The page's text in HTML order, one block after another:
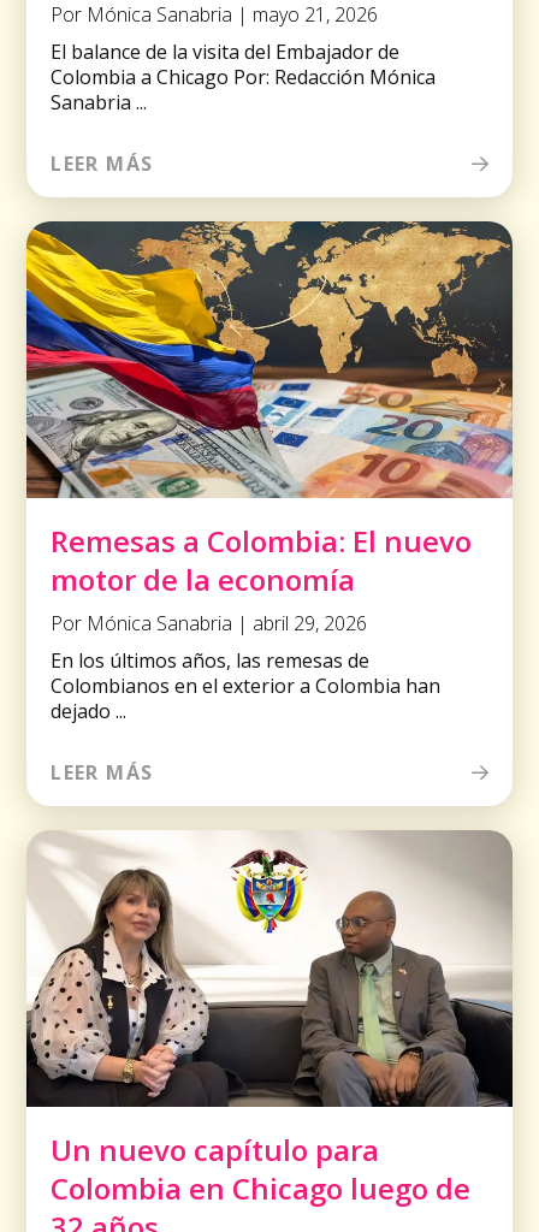
Por Mónica Sanabria | mayo 21, 2026
El balance de la visita del Embajador de
Colombia a Chicago Por: Redacción Mónica
Sanabria ...
LEER MÁS
Remesas a Colombia: El nuevo
motor de la economía
Por Mónica Sanabria | abril 29, 2026
En los últimos años, las remesas de
Colombianos en el exterior a Colombia han
dejado ...
LEER MÁS
Un nuevo capítulo para
Colombia en Chicago luego de